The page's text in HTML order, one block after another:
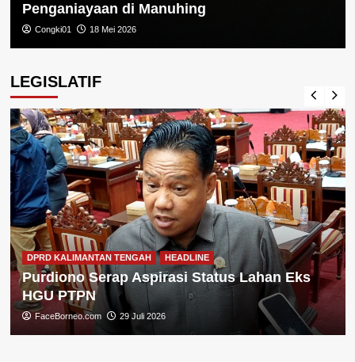
Penganiayaan di Manuhing
Congki01 18 Mei 2026
LEGISLATIF
DPRD KALIMANTAN TENGAH HEADLINE
Purdiono Serap Aspirasi Status Lahan Eks
HGU PTPN
FaceBorneo.com 29 Juli 2026